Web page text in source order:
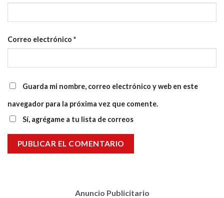
Correo electrónico *
Guarda mi nombre, correo electrónico y web en este
navegador para la próxima vez que comente.
Sí, agrégame a tu lista de correos
Anuncio Publicitario